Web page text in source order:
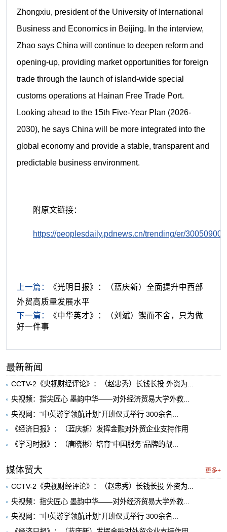
Zhongxiu, president of the University of International
Business and Economics in Beijing. In the interview,
Zhao says China will continue to deepen reform and
opening-up, providing market opportunities for foreign
trade through the launch of island-wide special
customs operations at Hainan Free Trade Port.
Looking ahead to the 15th Five-Year Plan (2026-
2030), he says China will be more integrated into the
global economy and provide a stable, transparent and
predictable business environment.
附原文链接：
https://peoplesdaily.pdnews.cn/trending/er/
上一篇：
《光明日报》：（蓝庆新）全面提升中西部
外贸高质量发展水平
下一篇：
《中华英才》：（刘斌）锲而不舍，只为做
好一件事
最新新闻
CCTV-2《央视财经评论》：（赵忠秀）长钱长投 外资为...
央视频：指尖匠心 墨韵中华——对外经济贸易大学外教...
央视网：“中英游学领航计划”开班仪式举行 300余名...
《经济日报》：（蓝庆新）发挥金融对外贸企业支持作用
《学习时报》：（唐晓彬）培育“中国服务”品牌的战...
媒体贸大 更多+
CCTV-2《央视财经评论》：（赵忠秀）长钱长投 外资为...
央视频：指尖匠心 墨韵中华——对外经济贸易大学外教...
央视网：“中英游学领航计划”开班仪式举行 300余名...